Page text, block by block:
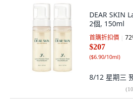
DEAR SKIN
2個, 150ml
首購折扣價 72
$207
($6.90/10ml)
8/12 星期三
(